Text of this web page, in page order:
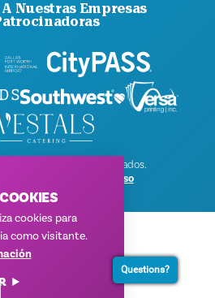
Nuestras Empresas
Todos los derechos reservados.
Condiciones de uso
cookies para
como visitante.
Questions?